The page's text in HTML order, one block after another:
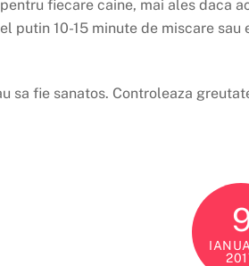
fiecare caine, mai ales daca
putin 10-15 minute de miscare
sa fie sanatos. Controleaza